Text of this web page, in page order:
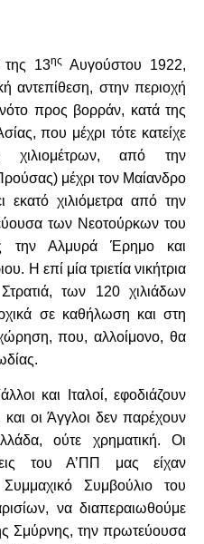
13ηςΑυγούστου 1922,
αντεπίθεση, στην περιοχή
προς βορράν, κατά της
που μέχρι τότε κατείχε
χιλιομέτρων, από την
μέχρι τον Μαίανδρο
εκατό χιλιόμετρα από την
των Νεοτούρκων του
την Αλμυρά Έρημο και
Η επί μία τριετία νικήτρια
των 120 χιλιάδων
σε καθήλωση και στη
που, αλλοίμονο, θα
και Ιταλοί, εφοδιάζουν
οι Άγγλοι δεν παρέχουν
ούτε χρηματική. Οι
του Α’ΠΠ μας είχαν
Συμβούλιο του
να διαπεραιωθούμε
Σμύρνης, την πρωτεύουσα